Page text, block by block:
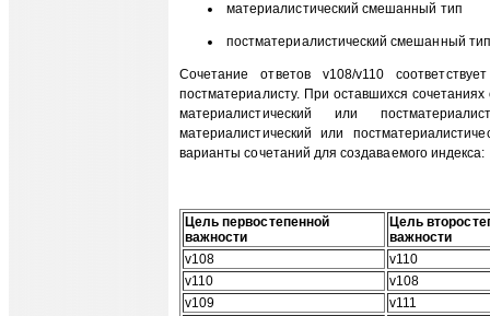
материалистический смешанный тип
постматериалистический смешанный
Сочетание ответов v108/v110
постматериалисту. При оставшихся
материалистический или
материалистический или
варианты сочетаний для создаваемого индекса:
Цель первостепенной
важности
Цель
важности
v108
v110
v110
v108
v109
v111